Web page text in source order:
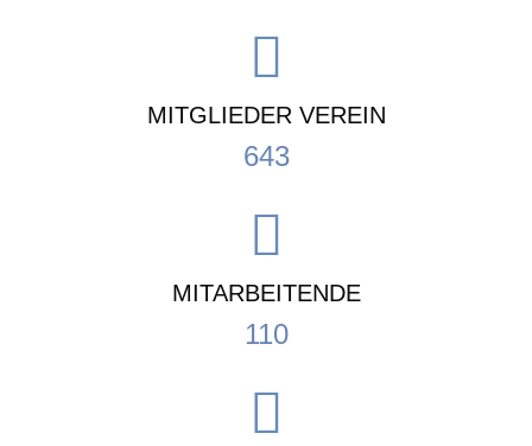
MITGLIEDER VEREIN
643
MITARBEITENDE
110